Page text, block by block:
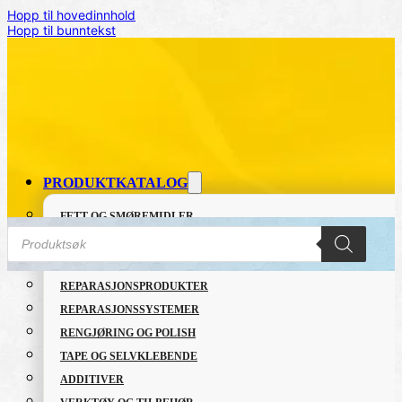
Hopp til hovedinnhold
Hopp til bunntekst
PRODUKTKATALOG
FETT OG SMØREMIDLER
GRUNNING OG LAKK
LIM OG TETTEMASSER
REPARASJONSPRODUKTER
REPARASJONSSYSTEMER
RENGJØRING OG POLISH
TAPE OG SELVKLEBENDE
ADDITIVER
Products
search
KLIKK HER FOR Å LESE MER!!